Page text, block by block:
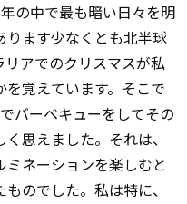
の中で最も暗い日々を明
ます――少なくとも北半球
アでのクリスマスが私
覚えています。そこで
バーベキューをしてその
思えました。それは、
ネーションを楽しむと
のでした。私は特に、